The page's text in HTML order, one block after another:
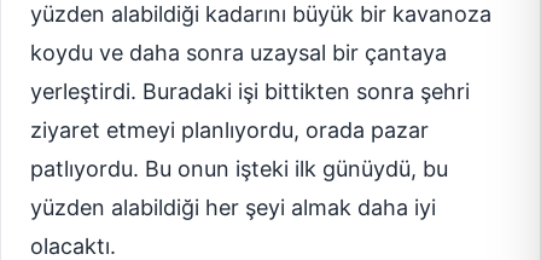
yüzden alabildiği kadarını büyük bir kavanoza
koydu ve daha sonra uzaysal bir çantaya
yerleştirdi. Buradaki işi bittikten sonra şehri
ziyaret etmeyi planlıyordu, orada pazar
patlıyordu. Bu onun işteki ilk günüydü, bu
yüzden alabildiği her şeyi almak daha iyi
olacaktı.